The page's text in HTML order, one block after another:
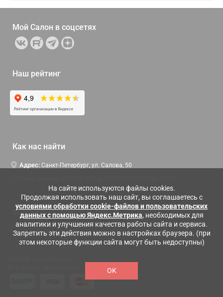
На сайте используются файлы cookies.
Продолжая использовать наш сайт, вы соглашаетесь с
условиями обработки cookie-файлов и пользовательских
данных с помощью Яндекс.Метрика, необходимых для
аналитики и улучшения качества работы сайта и сервиса.
Запретить эти действия можно в настройках браузера. (при
этом некоторые функции сайта могут быть недоступны)
OK
Мой Салон в соцсетях
Наш рейтинг
Как нас найти
Адрес: Санкт-Петербург, ул. Салова, 50
Контактная информация
Служба поддержки: Заказать обратный звонок